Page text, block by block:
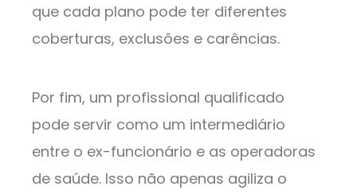
que cada plano pode ter diferentes
coberturas, exclusões e carências.
Por fim, um profissional qualificado
pode servir como um intermediário
entre o ex-funcionário e as operadoras
de saúde. Isso não apenas agiliza o